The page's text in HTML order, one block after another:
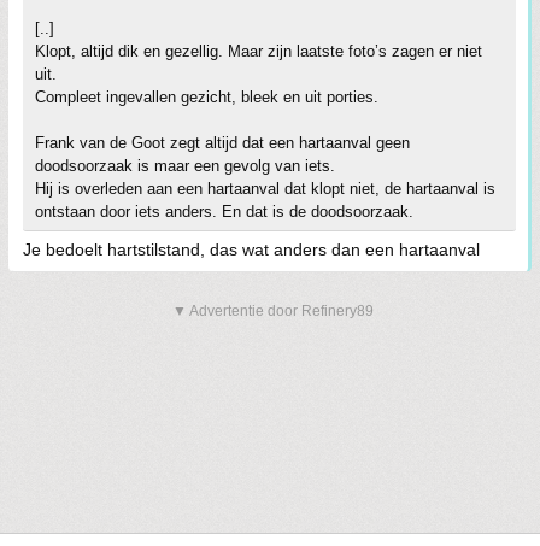
[..]
Klopt, altijd dik en gezellig. Maar zijn laatste foto’s zagen er niet
uit.
Compleet ingevallen gezicht, bleek en uit porties.
Frank van de Goot zegt altijd dat een hartaanval geen
doodsoorzaak is maar een gevolg van iets.
Hij is overleden aan een hartaanval dat klopt niet, de hartaanval is
ontstaan door iets anders. En dat is de doodsoorzaak.
Je bedoelt hartstilstand, das wat anders dan een hartaanval
▼ Advertentie door Refinery89